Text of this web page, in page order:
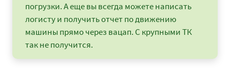
погрузки. А еще вы всегда можете написать
логисту и получить отчет по движению
машины прямо через вацап. С крупными ТК
так не получится.